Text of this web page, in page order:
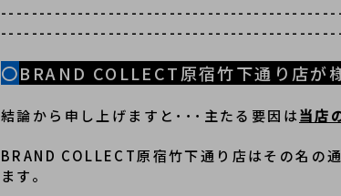
〇BRAND COLLECT原宿竹下通り店が
結論から申し上げますと･･･主たる要因は当店
BRAND COLLECT原宿竹下通り店はその名の
ます。